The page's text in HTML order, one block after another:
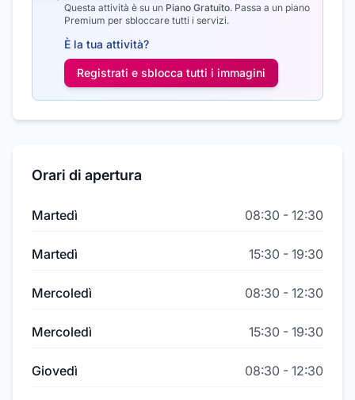
Questa attività è su un Piano Gratuito. Passa a un piano
Premium per sbloccare tutti i servizi.
È la tua attività?
Registrati e sblocca tutti i immagini
Orari di apertura
Martedì 08:30 - 12:30
Martedì 15:30 - 19:30
Mercoledì 08:30 - 12:30
Mercoledì 15:30 - 19:30
Giovedì 08:30 - 12:30